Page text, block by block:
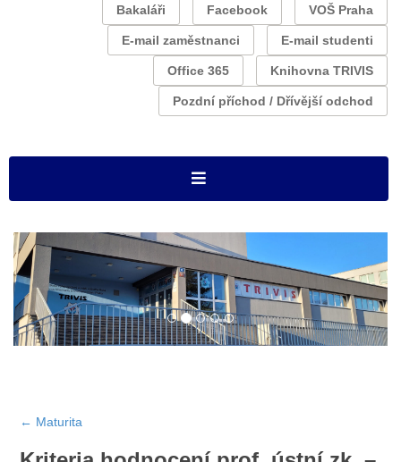
Bakaláři Facebook VOŠ Praha
E-mail zaměstnanci E-mail studenti
Office 365 Knihovna TRIVIS
Pozdní příchod / Dřívější odchod
← Maturita